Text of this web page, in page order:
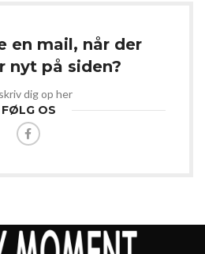
en mail, når der
nyt på siden?
dig op her
FØLG OS